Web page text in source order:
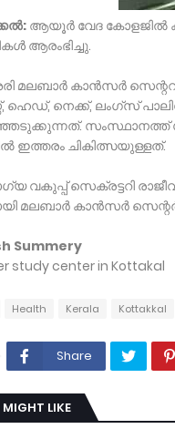
ആയൂര്‍ വേദ കോളജില്‍
ആരംഭിച്ചു.
മലബാര്‍ കാന്‍സര്‍
ഹെഡ്, നെക്ക്, ലംഗ്‌സ്
സംസ്ഥാനത്ത്
ഇത്തരം ചികിത്സയുള്ളത്.
വകുപ്പ് സെക്രട്ടറി
മലബാര്‍ കാന്‍സര്‍
Summery
study center in Kottakal
Health Kerala Kottakkal
Share
MIGHT LIKE